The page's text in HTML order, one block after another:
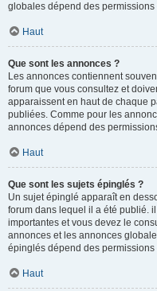
globales dépend des permissions
Haut
Que sont les annonces ?
Les annonces contiennent
forum que vous consultez et
apparaissent en haut de chaque
publiées. Comme pour les
annonces dépend des
Haut
Que sont les sujets épinglés ?
Un sujet épinglé apparaît en
forum dans lequel il a été publié.
importantes et vous devez le
annonces et les annonces
épinglés dépend des permissions
Haut